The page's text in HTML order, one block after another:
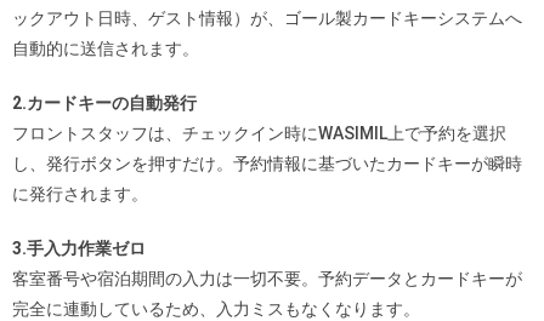
ックアウト日時、ゲスト情報）が、ゴール製カードキーシステムへ
自動的に送信されます。
2.カードキーの自動発行
フロントスタッフは、チェックイン時にWASIMIL上で予約を選択
し、発行ボタンを押すだけ。予約情報に基づいたカードキーが瞬時
に発行されます。
3.手入力作業ゼロ
客室番号や宿泊期間の入力は一切不要。予約データとカードキーが
完全に連動しているため、入力ミスもなくなります。